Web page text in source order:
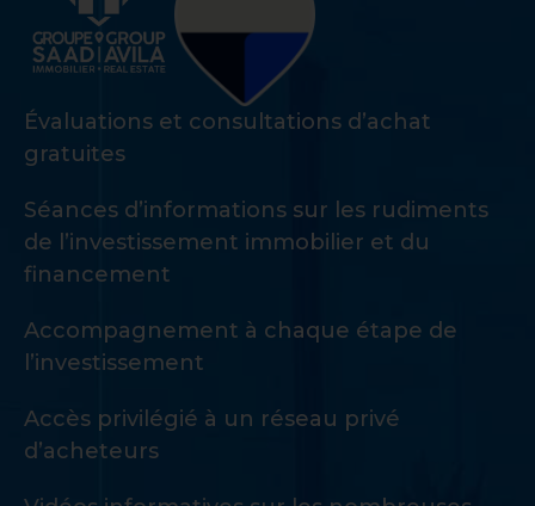
Évaluations et consultations d’achat
gratuites
Séances d’informations sur les rudiments
de l’investissement immobilier et du
financement
Accompagnement à chaque étape de
l’investissement
Accès privilégié à un réseau privé
d’acheteurs